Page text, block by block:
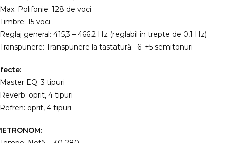
Max. Polifonie: 128 de voci
Timbre: 15 voci
Reglaj general: 415,3 – 466,2 Hz (reglabil în trepte de 0,1 Hz)
Transpunere: Transpunere la tastatură: -6–+5 semitonuri
Master EQ: 3 tipuri
Reverb: oprit, 4 tipuri
Refren: oprit, 4 tipuri